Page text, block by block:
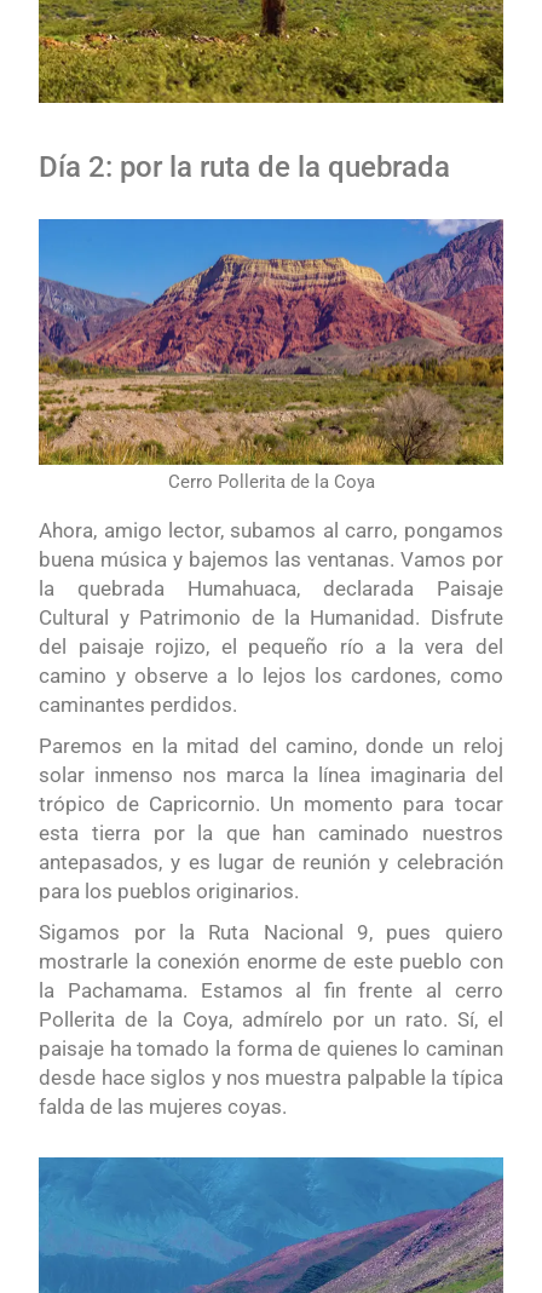
Día 2: por la ruta de la quebrada
Cerro Pollerita de la Coya
Ahora, amigo lector, subamos al carro, pongamos
buena música y bajemos las ventanas. Vamos por
la quebrada Humahuaca, declarada Paisaje
Cultural y Patrimonio de la Humanidad. Disfrute
del paisaje rojizo, el pequeño río a la vera del
camino y observe a lo lejos los cardones, como
caminantes perdidos.
Paremos en la mitad del camino, donde un reloj
solar inmenso nos marca la línea imaginaria del
trópico de Capricornio. Un momento para tocar
esta tierra por la que han caminado nuestros
antepasados, y es lugar de reunión y celebración
para los pueblos originarios.
Sigamos por la Ruta Nacional 9, pues quiero
mostrarle la conexión enorme de este pueblo con
la Pachamama. Estamos al fin frente al cerro
Pollerita de la Coya, admírelo por un rato. Sí, el
paisaje ha tomado la forma de quienes lo caminan
desde hace siglos y nos muestra palpable la típica
falda de las mujeres coyas.